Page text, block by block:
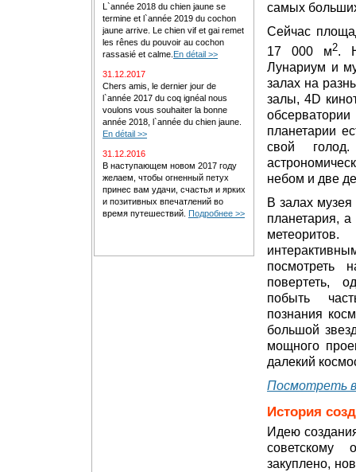
L`année 2018 du chien jaune se
termine et l`année 2019 du cochon
jaune arrive. Le chien vif et gai remet
les rênes du pouvoir au cochon
rassasié et calme. En détail >>
31.12.2017
Chers amis, le dernier jour de
l`année 2017 du coq ignéal nous
voulons vous souhaiter la bonne
année 2018, l`année du chien jaune.
En détail >>
31.12.2016
В наступающем новом 2017 году
желаем, чтобы огненный петух
принес вам удачи, счастья и ярких
и позитивных впечатлений во
время путешествий. Подробнее >>
самых
Сейчас
17 000 м2.
Лунариум и
залах на
залы, 4D
планетарии
свой
небом и две
В залах
планетария,
посмотреть
повертеть,
побыть
познания
большой
мощного
далекий
Посмотреть
История
Идею
закуплено,